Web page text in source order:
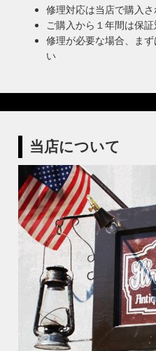
修理対応は当店で購入
ご購入から１年間は保
修理が必要な場合、ま
い
当店について